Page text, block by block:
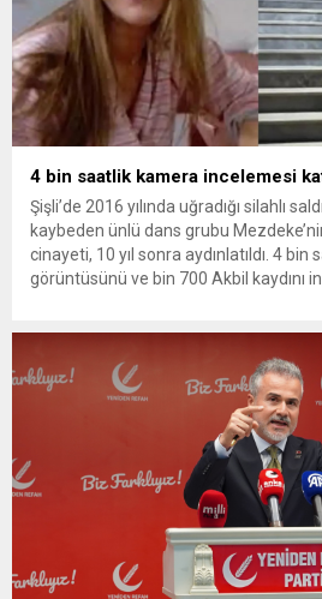
4 bin saatlik kamera incelemesi
Şişli’de 2016 yılında uğradığı silahlı
kaybeden ünlü dans grubu
cinayeti, 10 yıl sonra aydınlatıldı. 4
görüntüsünü ve bin 700 Akbil kaydını